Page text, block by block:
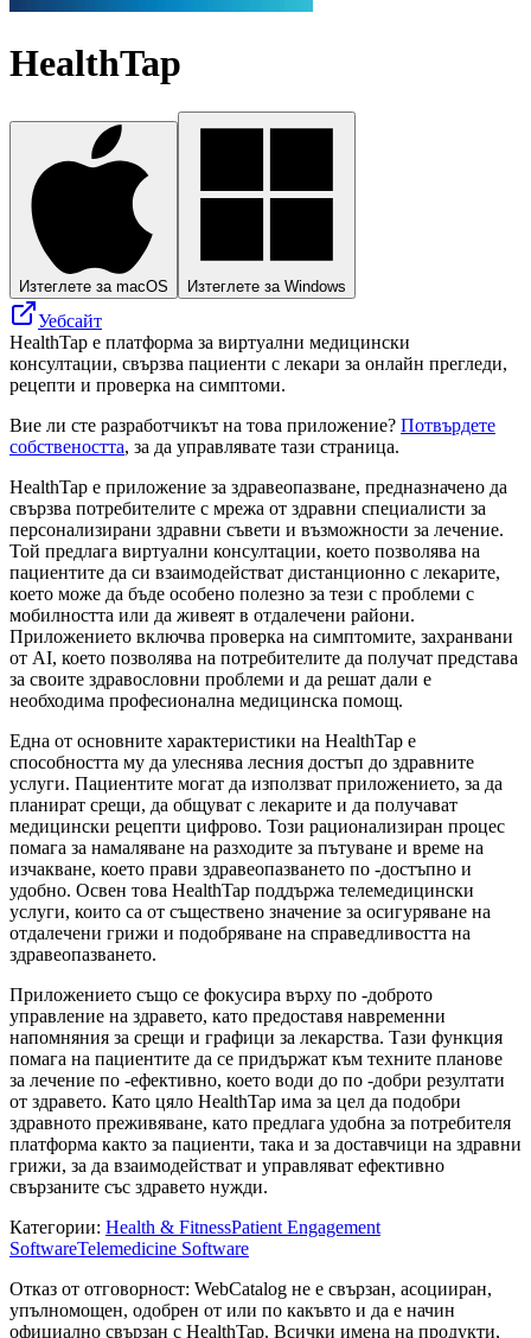
HealthTap
Изтеглете за macOS Изтеглете за Windows
Уебсайт
HealthTap е платформа за виртуални медицински
консултации, свързва пациенти с лекари за онлайн прегледи,
рецепти и проверка на симптоми.
Вие ли сте разработчикът на това приложение? Потвърдете
собствеността, за да управлявате тази страница.
HealthTap е приложение за здравеопазване, предназначено да
свързва потребителите с мрежа от здравни специалисти за
персонализирани здравни съвети и възможности за лечение.
Той предлага виртуални консултации, което позволява на
пациентите да си взаимодействат дистанционно с лекарите,
което може да бъде особено полезно за тези с проблеми с
мобилността или да живеят в отдалечени райони.
Приложението включва проверка на симптомите, захранвани
от AI, което позволява на потребителите да получат представа
за своите здравословни проблеми и да решат дали е
необходима професионална медицинска помощ.
Една от основните характеристики на HealthTap е
способността му да улеснява лесния достъп до здравните
услуги. Пациентите могат да използват приложението, за да
планират срещи, да общуват с лекарите и да получават
медицински рецепти цифрово. Този рационализиран процес
помага за намаляване на разходите за пътуване и време на
изчакване, което прави здравеопазването по -достъпно и
удобно. Освен това HealthTap поддържа телемедицински
услуги, които са от съществено значение за осигуряване на
отдалечени грижи и подобряване на справедливостта на
здравеопазването.
Приложението също се фокусира върху по -доброто
управление на здравето, като предоставя навременни
напомняния за срещи и графици за лекарства. Тази функция
помага на пациентите да се придържат към техните планове
за лечение по -ефективно, което води до по -добри резултати
от здравето. Като цяло HealthTap има за цел да подобри
здравното преживяване, като предлага удобна за потребителя
платформа както за пациенти, така и за доставчици на здравни
грижи, за да взаимодействат и управляват ефективно
свързаните със здравето нужди.
Категории: Health & FitnessPatient Engagement
SoftwareTelemedicine Software
Отказ от отговорност: WebCatalog не е свързан, асоцииран,
упълномощен, одобрен от или по какъвто и да е начин
официално свързан с HealthTap. Всички имена на продукти,